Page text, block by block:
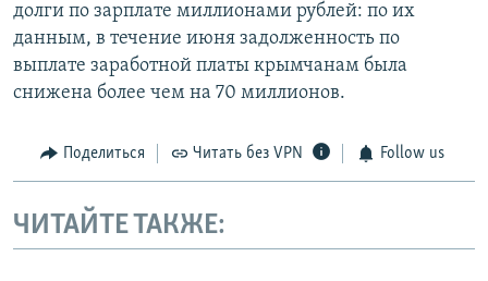
долги по зарплате миллионами рублей: по их
данным, в течение июня задолженность по
выплате заработной платы крымчанам была
снижена более чем на 70 миллионов.
Поделиться Читать без VPN Follow us
ЧИТАЙТЕ ТАКЖЕ: